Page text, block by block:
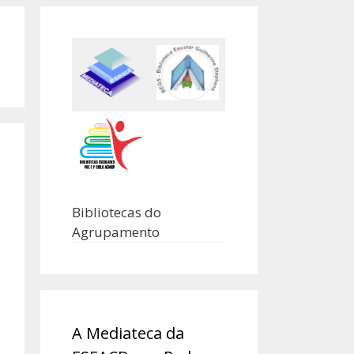
Bibliotecas do
Agrupamento
A Mediateca da